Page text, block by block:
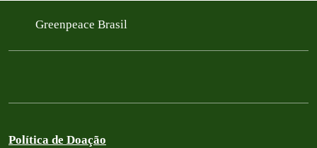
Greenpeace Brasil
Política de Doação